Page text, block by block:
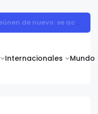
Internacionales Mundo
Medellín y Ecuador: una relación que se viste de tendencia y compras